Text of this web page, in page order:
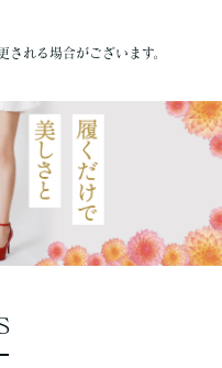
れる場合がございます。